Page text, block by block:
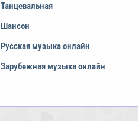
Танцевальная
Шансон
Русская музыка онлайн
Зарубежная музыка онлайн